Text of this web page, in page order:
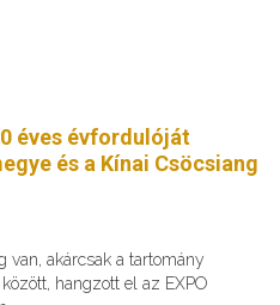
éves évfordulóját
és a Kínai Csöcsiang
van, akárcsak a tartomány
hangzott el az EXPO